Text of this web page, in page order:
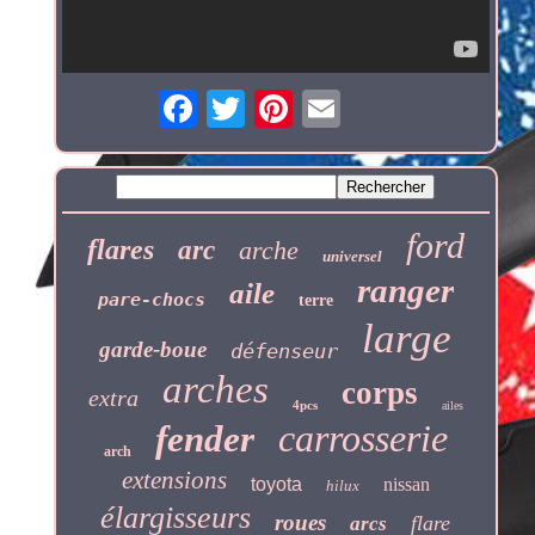
flares arc arche universel ford
pare-chocs aile terre ranger
garde-boue défenseur large
extra arches 4pcs corps ailes
arch fender carrosserie
extensions toyota hilux nissan
élargisseurs roues arcs flare